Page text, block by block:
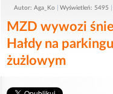
Autor: Aga_Ko Wyświetleń: 5495
MZD wywozi
Hałdy na
żużlowym